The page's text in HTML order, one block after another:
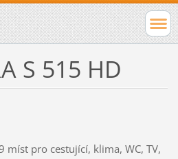
S 515 HD
míst pro cestující, klima, WC, TV,